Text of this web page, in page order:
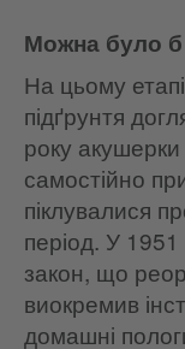
Можна було
На цьому
підґрунтя
року
самостійно
піклувалися
період. У
закон, що
виокремив
домашні